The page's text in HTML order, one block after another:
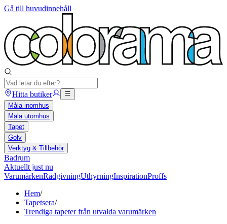
Gå till huvudinnehåll
Hitta butiker
Måla inomhus
Måla utomhus
Tapet
Golv
Verktyg & Tillbehör
Badrum
Aktuellt just nu
VarumärkenRådgivningUthyrningInspirationProffs
Hem/
Tapetsera/
Trendiga tapeter från utvalda varumärken